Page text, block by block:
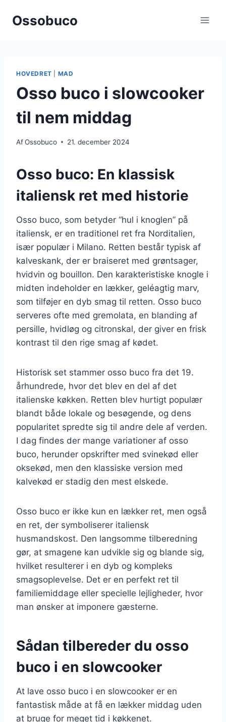
Ossobuco
HOVEDRET MAD
Osso buco i slowcooker
til nem middag
AfOssobuco 21. december 2024
Osso buco: En klassisk
italiensk ret med historie
Osso buco, som betyder “hul i knoglen” på
italiensk, er en traditionel ret fra Norditalien,
især populær i Milano. Retten består typisk af
kalveskank, der er braiseret med grøntsager,
hvidvin og bouillon. Den karakteristiske knogle i
midten indeholder en lækker, geléagtig marv,
som tilføjer en dyb smag til retten. Osso buco
serveres ofte med gremolata, en blanding af
persille, hvidløg og citronskal, der giver en frisk
kontrast til den rige smag af kødet.
Historisk set stammer osso buco fra det 19.
århundrede, hvor det blev en del af det
italienske køkken. Retten blev hurtigt populær
blandt både lokale og besøgende, og dens
popularitet spredte sig til andre dele af verden.
I dag findes der mange variationer af osso
buco, herunder opskrifter med svinekød eller
oksekød, men den klassiske version med
kalvekød er stadig den mest elskede.
Osso buco er ikke kun en lækker ret, men også
en ret, der symboliserer italiensk
husmandskost. Den langsomme tilberedning
gør, at smagene kan udvikle sig og blande sig,
hvilket resulterer i en dyb og kompleks
smagsoplevelse. Det er en perfekt ret til
familiemiddage eller specielle lejligheder, hvor
man ønsker at imponere gæsterne.
Sådan tilbereder du osso
buco i en slowcooker
At lave osso buco i en slowcooker er en
fantastisk måde at få en lækker middag uden
at bruge for meget tid i køkkenet.